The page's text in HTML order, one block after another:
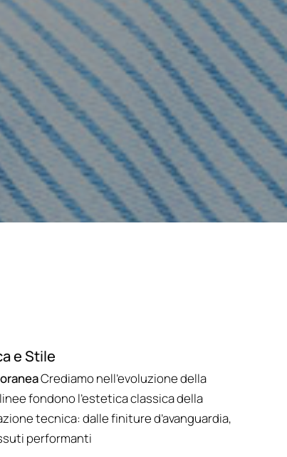
e Stile
Crediamo nell'evoluzione della
fondono l’estetica classica della
tecnica: dalle finiture d’avanguardia,
performanti